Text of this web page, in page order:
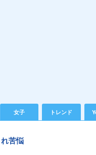
女子 トレンド
苦悩